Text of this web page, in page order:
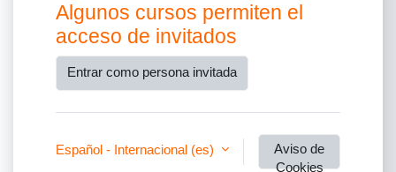
Algunos cursos permiten el
acceso de invitados
Entrar como persona invitada
Español - Internacional ‎(es)‎
Aviso de
Cookies